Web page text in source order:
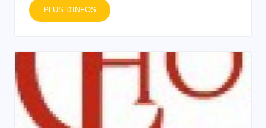
PLUS D'INFOS